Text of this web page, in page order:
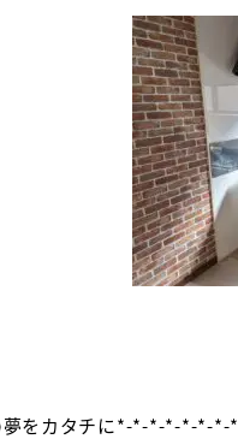
をカタチに*-*-*-*-*-*-*-*